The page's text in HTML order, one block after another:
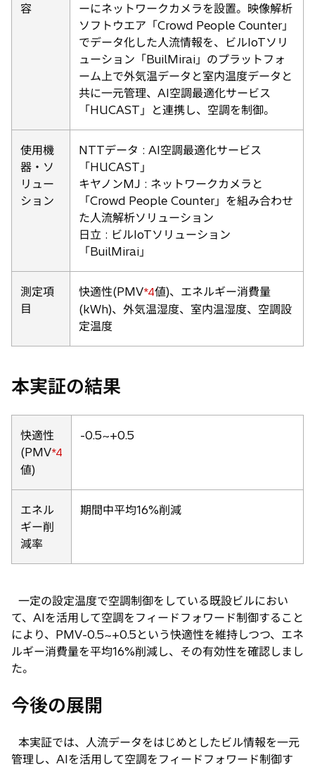
容
ーにネットワークカメラを設置。映像解析
ソフトウエア「Crowd People Counter」
でデータ化した人流情報を、ビルIoTソリ
ューション「BuilMirai」のプラットフォ
ーム上で外気温データと室内温度データと
共に一元管理、AI空調最適化サービス
「HUCAST」と連携し、空調を制御。
使用機
器・ソ
リュー
ション
NTTデータ : AI空調最適化サービス
「HUCAST」
キヤノンMJ : ネットワークカメラと
「Crowd People Counter」を組み合わせ
た人流解析ソリューション
日立 : ビルIoTソリューション
「BuilMirai」
測定項
目
快適性(PMV*4値)、エネルギー消費量
(kWh)、外気温湿度、室内温湿度、空調設
定温度
本実証の結果
快適性
(PMV*4
値)
-0.5~+0.5
エネル
ギー削
減率
期間中平均16%削減
一定の設定温度で空調制御をしている既設ビルにおい
て、AIを活用して空調をフィードフォワード制御すること
により、PMV-0.5~+0.5という快適性を維持しつつ、エネ
ルギー消費量を平均16%削減し、その有効性を確認しまし
た。
今後の展開
本実証では、人流データをはじめとしたビル情報を一元
管理し、AIを活用して空調をフィードフォワード制御す